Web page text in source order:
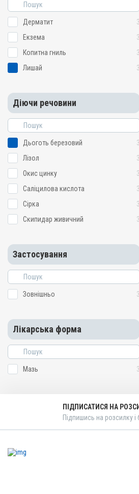
Дерматит
3
Екзема
3
Копитна гниль
3
Лишай
3
Діючи речовини
Дьоготь березовий
3
Лізол
3
Окис цинку
3
Саліцилова кислота
3
Сірка
3
Скипидар живичний
3
Застосування
Зовнішньо 3
Лікарська форма
Мазь 3
ПІДПИСАТИСЯ НА
Підпишись на розсилку і